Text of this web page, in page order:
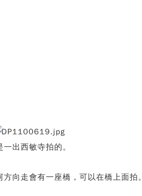
一出西敏寺拍的。
向走會有一座橋，可以在橋上面拍。